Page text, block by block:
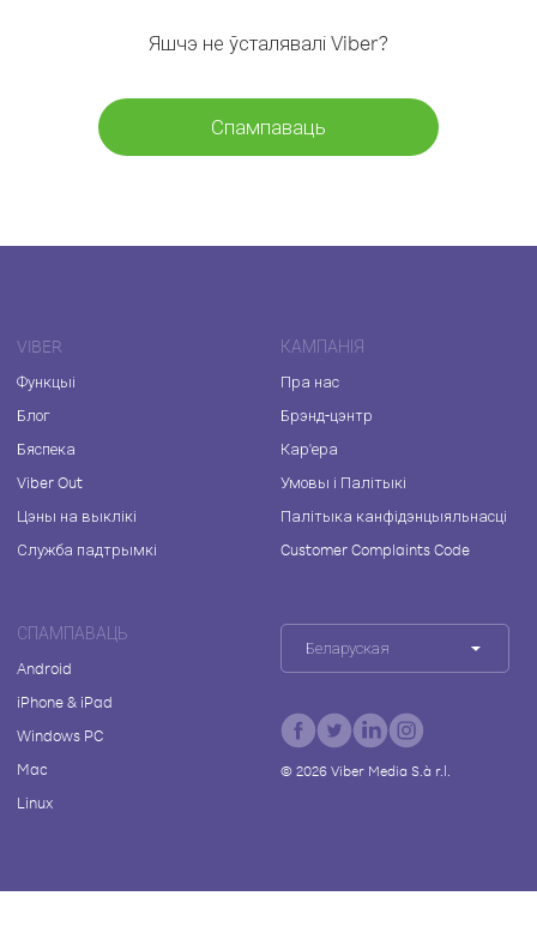
Яшчэ не ўсталявалі Viber?
Спампаваць
VIBER
Функцыі
Блог
Бяспека
Viber Out
Цэны на выклікі
Служба падтрымкі
КАМПАНІЯ
Пра нас
Брэнд-цэнтр
Кар'ера
Умовы і Палітыкі
Палітыка канфідэнцыяльнасці
Customer Complaints Code
СПАМПАВАЦЬ
Android
iPhone & iPad
Windows PC
Mac
Linux
Беларуская
© 2026Viber Media S.à r.l.